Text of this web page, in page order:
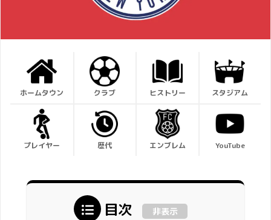
ホームタウン クラブ ヒストリー スタジアム
プレイヤー 歴代 エンブレム YouTube
目次 非表示